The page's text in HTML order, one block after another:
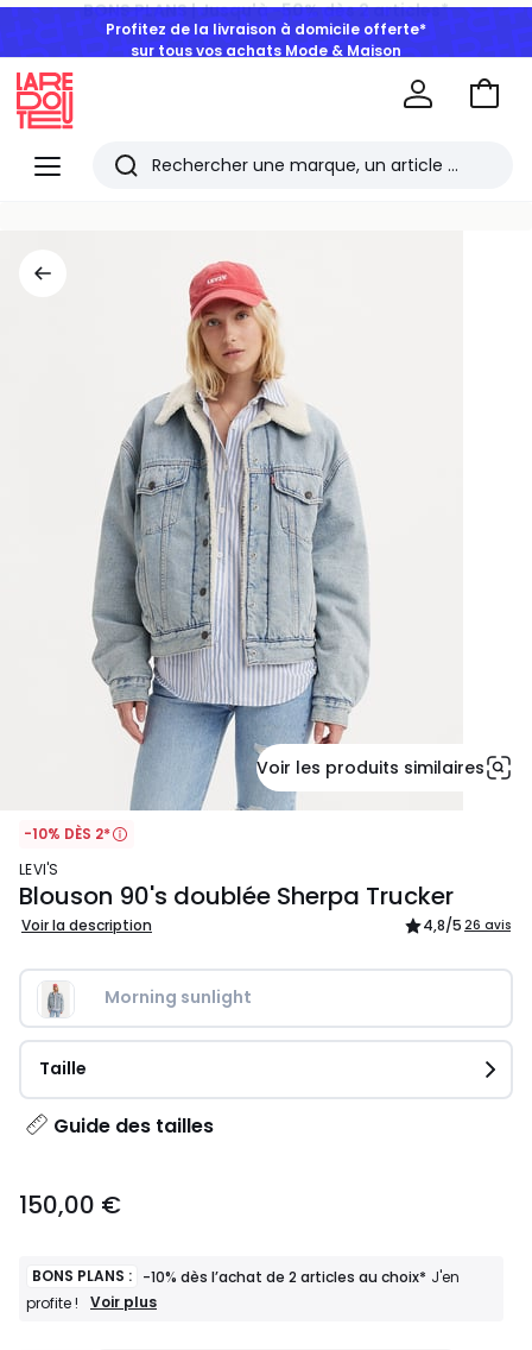
Profitez de la livraison à domicile offerte*
sur tous vos achats Mode & Maison
Menu
Redoute
Rechercher
consultés
Aller
Voir les produits similaires
-10% DÈS 2*
LEVI'S
Blouson 90's doublée Sherpa Trucker
Voir la description 4,8/5 26 avis
Morning sunlight
Taille
Guide des tailles
€.
150,00 €
BONS PLANS : -10% dès l’achat de 2 articles au choix* J'en
profite !
BONS
Voir plus